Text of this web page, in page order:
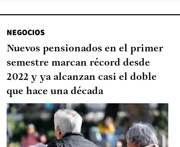
NEGOCIOS
Nuevos pensionados en el primer
semestre marcan récord desde
2022 y ya alcanzan casi el doble
que hace una década